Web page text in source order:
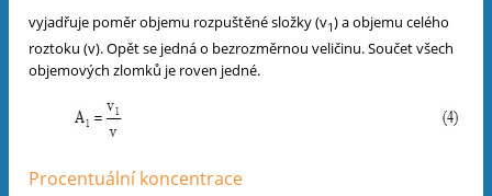
vyjadřuje poměr objemu rozpuštěné složky (v1) a objemu celého
roztoku (v). Opět se jedná o bezrozměrnou veličinu. Součet všech
objemových zlomků je roven jedné.
Procentuální koncentrace